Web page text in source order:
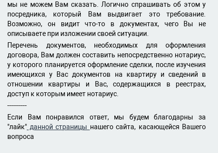
мы не можем Вам сказать. Логично спрашивать об этом у
посредника, который Вам выдвигает это требование.
Возможно, он видит что-то в документах, чего Вы не
описываете при изложении своей ситуации.
Перечень документов, необходимых для оформления
договора, Вам должен составить непосредственно нотариус,
у которого планируется оформление сделки, после изучения
имеющихся у Вас документов на квартиру и сведений в
отношении квартиры и Вас, содержащихся в реестрах,
доступ к которым имеет нотариус.
----------
Если Вам понравился ответ, мы будем благодарны за
"лайк" данной страницы нашего сайта, касающейся Вашего
вопроса